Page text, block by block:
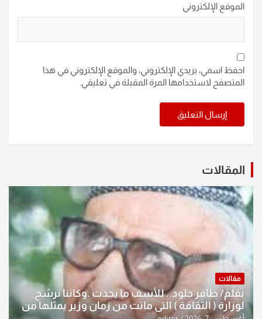
الموقع الإلكتروني
احفظ اسمي، بريدي الإلكتروني، والموقع الإلكتروني في هذا
المتصفح لاستخدامها المرة المقبلة في تعليقي.
المقالات
مقالات
بقلم/ ظافر جلود.. للأسف ما يحدث .وكاننا نرشح
لوزارة ( الثقافة ) التي ماتت من زمان وزير يمثلها من